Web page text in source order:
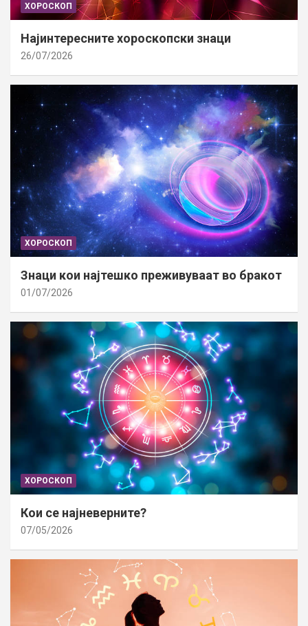
ХОРОСКОП
Најинтересните хороскопски знаци
26/07/2026
ХОРОСКОП
Знаци кои најтешко преживуваат во бракот
01/07/2026
ХОРОСКОП
Кои се најневерните?
07/05/2026